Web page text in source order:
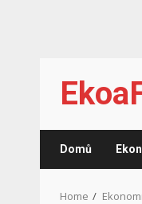
content
Domů
Home